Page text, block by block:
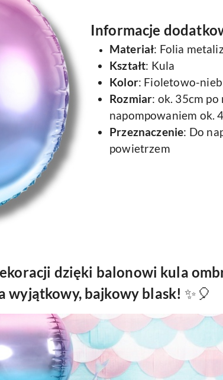
Informacje
Materiał: Folia
Kształt: Kula
Kolor: Fioletowo-
Rozmiar: ok. 35cm
napompowaniem ok.
Przeznaczenie: Do
powietrzem
dzięki balonowi kula
wyjątkowy, bajkowy blask! ✨🎈